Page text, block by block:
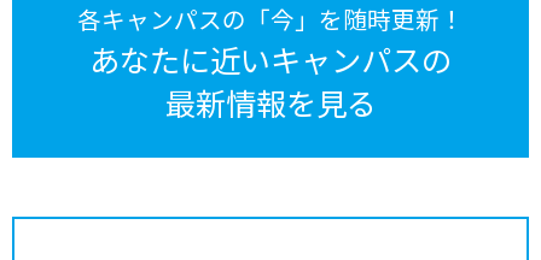
各キャンパスの「今」を随時更新！
あなたに近いキャンパスの
最新情報を見る